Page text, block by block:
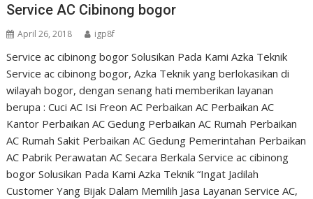
Service AC Cibinong bogor
April 26, 2018 igp8f
Service ac cibinong bogor Solusikan Pada Kami Azka Teknik
Service ac cibinong bogor, Azka Teknik yang berlokasikan di
wilayah bogor, dengan senang hati memberikan layanan
berupa : Cuci AC Isi Freon AC Perbaikan AC Perbaikan AC
Kantor Perbaikan AC Gedung Perbaikan AC Rumah Perbaikan
AC Rumah Sakit Perbaikan AC Gedung Pemerintahan Perbaikan
AC Pabrik Perawatan AC Secara Berkala Service ac cibinong
bogor Solusikan Pada Kami Azka Teknik “Ingat Jadilah
Customer Yang Bijak Dalam Memilih Jasa Layanan Service AC,